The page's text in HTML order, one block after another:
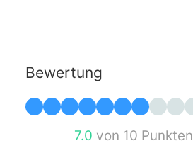
Bewertung
7.0 von 10 Punkten